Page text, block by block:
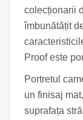
colecționarii
îmbunătățit
Proof este
Portretul
un finisaj
suprafața